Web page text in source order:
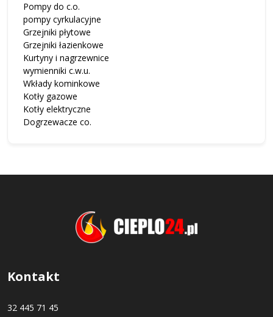
Pompy do c.o.
pompy cyrkulacyjne
Grzejniki płytowe
Grzejniki łazienkowe
Kurtyny i nagrzewnice
wymienniki c.w.u.
Wkłady kominkowe
Kotły gazowe
Kotły elektryczne
Dogrzewacze co.
Kontakt
32 445 71 45